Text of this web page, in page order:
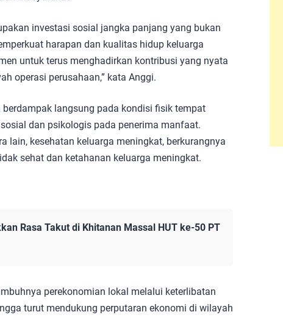
investasi sosial jangka panjang yang bukan
harapan dan kualitas hidup keluarga
untuk terus menghadirkan kontribusi yang nyata
operasi perusahaan,” kata Anggi.
langsung pada kondisi fisik tempat
dan psikologis pada penerima manfaat.
lain, kesehatan keluarga meningkat, berkurangnya
sehat dan ketahanan keluarga meningkat.
Rasa Takut di Khitanan Massal HUT ke-50 PT
perekonomian lokal melalui keterlibatan
turut mendukung perputaran ekonomi di wilayah